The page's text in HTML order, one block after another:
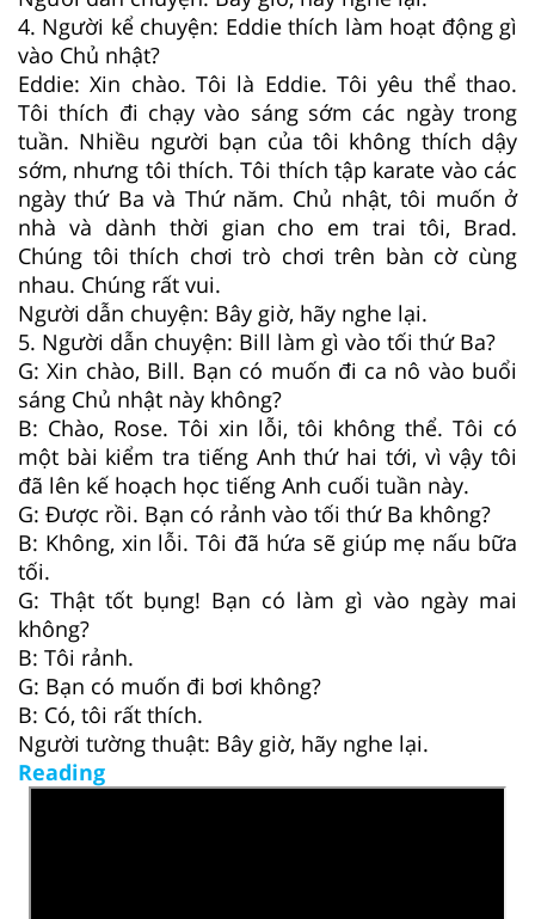
4. Người kể chuyện: Eddie thích làm hoạt động gì
vào Chủ nhật?
Eddie: Xin chào. Tôi là Eddie. Tôi yêu thể thao.
Tôi thích đi chạy vào sáng sớm các ngày trong
tuần. Nhiều người bạn của tôi không thích dậy
sớm, nhưng tôi thích. Tôi thích tập karate vào các
ngày thứ Ba và Thứ năm. Chủ nhật, tôi muốn ở
nhà và dành thời gian cho em trai tôi, Brad.
Chúng tôi thích chơi trò chơi trên bàn cờ cùng
nhau. Chúng rất vui.
Người dẫn chuyện: Bây giờ, hãy nghe lại.
5. Người dẫn chuyện: Bill làm gì vào tối thứ Ba?
G: Xin chào, Bill. Bạn có muốn đi ca nô vào buổi
sáng Chủ nhật này không?
B: Chào, Rose. Tôi xin lỗi, tôi không thể. Tôi có
một bài kiểm tra tiếng Anh thứ hai tới, vì vậy tôi
đã lên kế hoạch học tiếng Anh cuối tuần này.
G: Được rồi. Bạn có rảnh vào tối thứ Ba không?
B: Không, xin lỗi. Tôi đã hứa sẽ giúp mẹ nấu bữa
tối.
G: Thật tốt bụng! Bạn có làm gì vào ngày mai
không?
B: Tôi rảnh.
G: Bạn có muốn đi bơi không?
B: Có, tôi rất thích.
Người tường thuật: Bây giờ, hãy nghe lại.
Reading